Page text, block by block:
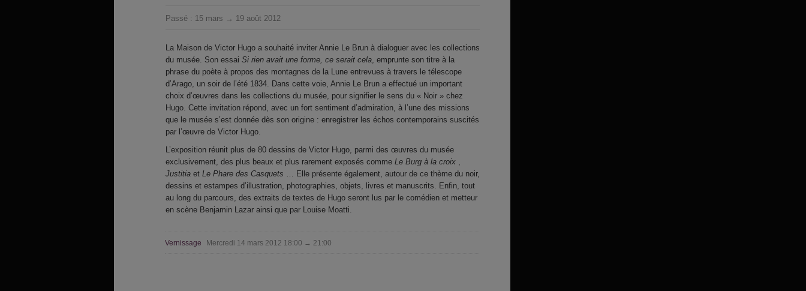
Passé : 15 mars → 19 août 2012
La Maison de Victor Hugo a souhaité inviter Annie Le Brun à dialoguer avec les collections
du musée. Son essai Si rien avait une forme, ce serait cela, emprunte son titre à la
phrase du poète à propos des montagnes de la Lune entrevues à travers le télescope
d’Arago, un soir de l’été 1834. Dans cette voie, Annie Le Brun a effectué un important
choix d’œuvres dans les collections du musée, pour signifier le sens du « Noir » chez
Hugo. Cette invitation répond, avec un fort sentiment d’admiration, à l’une des missions
que le musée s’est donnée dès son origine : enregistrer les échos contemporains suscités
par l’œuvre de Victor Hugo.
L’exposition réunit plus de 80 dessins de Victor Hugo, parmi des œuvres du musée
exclusivement, des plus beaux et plus rarement exposés comme Le Burg à la croix ,
Justitia et Le Phare des Casquets … Elle présente également, autour de ce thème du noir,
dessins et estampes d’illustration, photographies, objets, livres et manuscrits. Enfin, tout
au long du parcours, des extraits de textes de Hugo seront lus par le comédien et metteur
en scène Benjamin Lazar ainsi que par Louise Moatti.
Vernissage Mercredi 14 mars 2012 18:00 → 21:00